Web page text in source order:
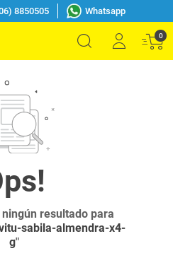
8850505 Whatsapp
0
resultado para
sabila-almendra-x4-
g"